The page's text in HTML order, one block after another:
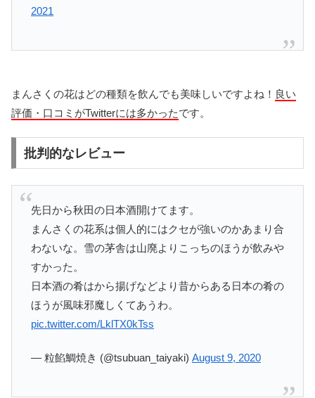
2021
まんさくの花はどの種類を飲んでも美味しいですよね！ 良い
評価・口コミがTwitterには多かったです。
批判的なレビュー
先日から秋田の日本酒開けてます。
まんさくの花系は個人的にはクセが強いのかあまり合
わないな。雪の茅舎は山廃よりこっちのほうが飲みや
すかった。
日本酒の肴はから揚げなどより昔からある日本の肴の
ほうが風味邪魔しくてあうわ。
pic.twitter.com/LklTX0kTss
— 粒餡鯛焼き (@tsubuan_taiyaki) August 9, 2020